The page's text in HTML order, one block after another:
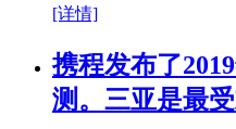
[详情]
携程发布了
测。三亚是最